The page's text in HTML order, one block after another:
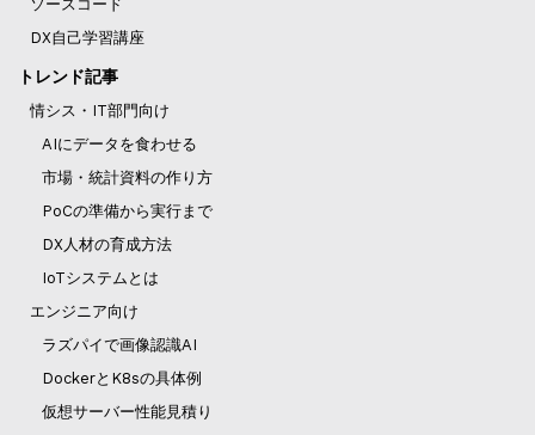
ソースコード
DX自己学習講座
トレンド記事
情シス・IT部門向け
AIにデータを食わせる
市場・統計資料の作り方
PoCの準備から実行まで
DX人材の育成方法
IoTシステムとは
エンジニア向け
ラズパイで画像認識AI
DockerとK8sの具体例
仮想サーバー性能見積り